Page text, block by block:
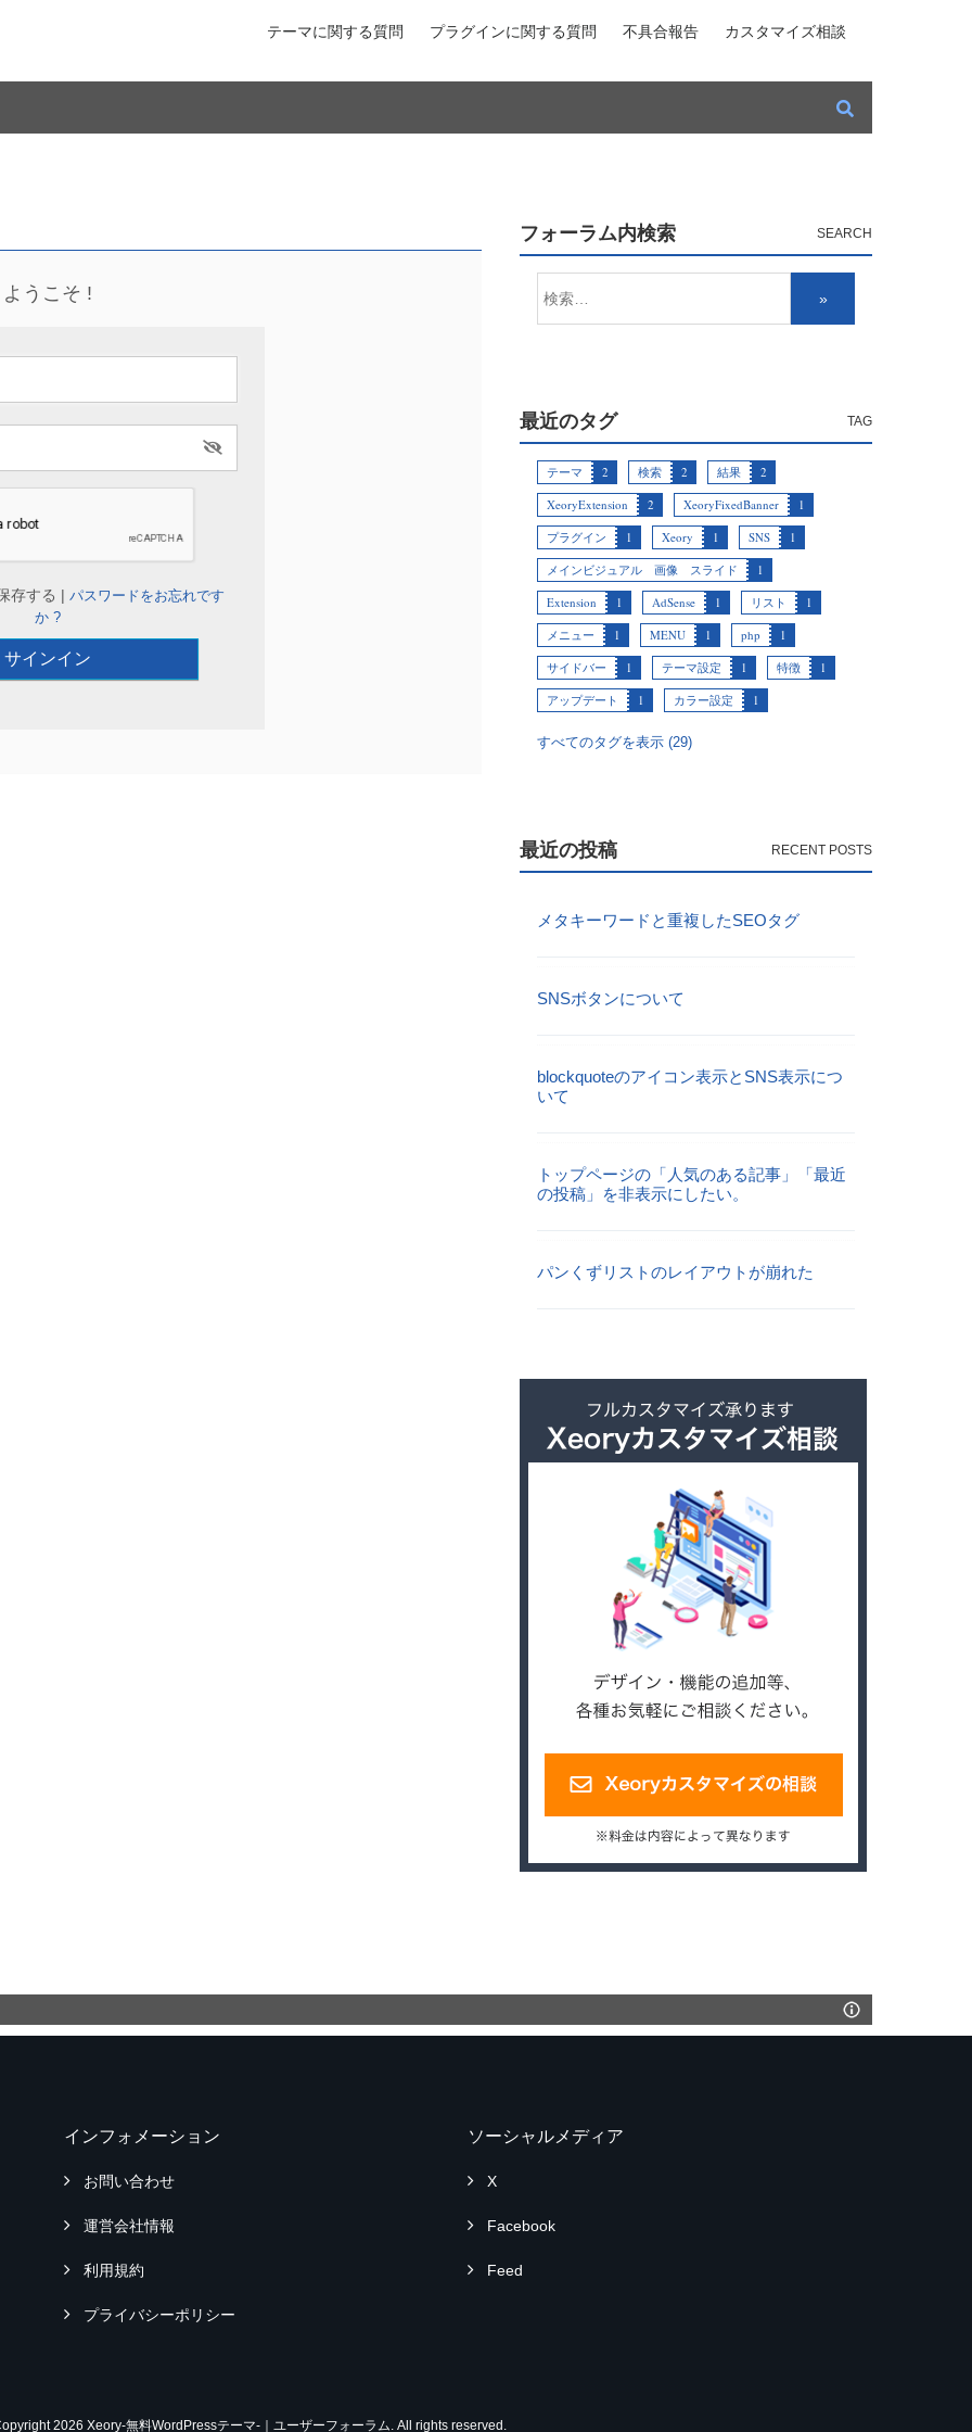
テーマに関する質問 プラグインに関する質問 不具合報告 カスタマイズ相談
ようこそ !
存する |パスワードをお忘れです
か ?
フォーラム内検索
最近のタグ
テーマ 2 検索 2 結果
2
XeoryExtension
2 XeoryFixedBanner
1
プラグイン
1 Xeory 1 SNS
1
メインビジュアル 画像 スライド
1
Extension
1 AdSense 1 リスト
1
メニュー
1 MENU 1 php
1
サイドバー
1 テーマ設定 1 特徴
1
アップデート
1 カラー設定 1
すべてのタグを表示 (29)
最近の投稿
メタキーワードと重複したSEOタグ
SNSボタンについて
blockquoteのアイコン表示とSNS表示につ
いて
トップページの「人気のある記事」「最近
の投稿」を非表示にしたい。
パンくずリストのレイアウトが崩れた
インフォメーション
お問い合わせ
運営会社情報
利用規約
プライバシーポリシー
ソーシャルメディア
X
Facebook
Feed
2026 Xeory-無料WordPressテーマ-｜ユーザーフォーラム. All rights reserved.